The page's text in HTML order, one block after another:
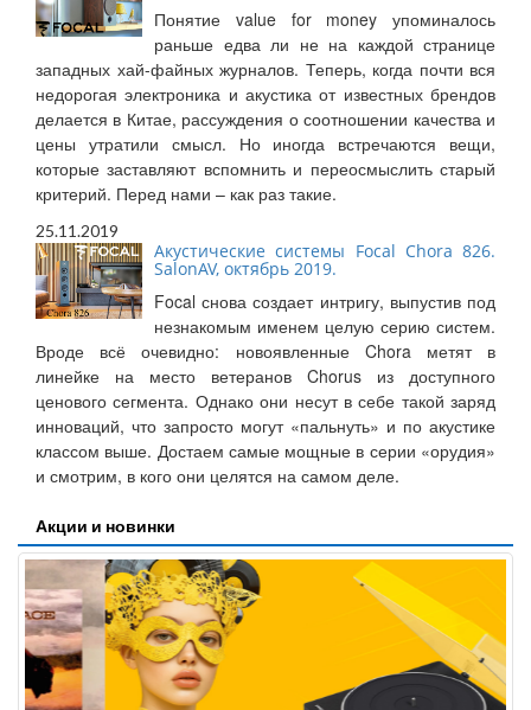
Понятие value for money упоминалось
раньше едва ли не на каждой странице
западных хай-файных журналов. Теперь, когда почти вся
недорогая электроника и акустика от известных брендов
делается в Китае, рассуждения о соотношении качества и
цены утратили смысл. Но иногда встречаются вещи,
которые заставляют вспомнить и переосмыслить старый
критерий. Перед нами – как раз такие.
25.11.2019
Акустические системы Focal Chora 826.
SalonAV, октябрь 2019.
Focal снова создает интригу, выпустив под
незнакомым именем целую серию систем.
Вроде всё очевидно: новоявленные Chora метят в
линейке на место ветеранов Chorus из доступного
ценового сегмента. Однако они несут в себе такой заряд
инноваций, что запросто могут «пальнуть» и по акустике
классом выше. Достаем самые мощные в серии «орудия»
и смотрим, в кого они целятся на самом деле.
Акции и новинки